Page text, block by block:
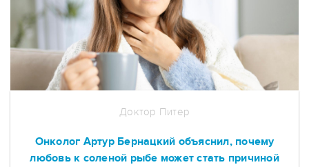
Доктор Питер
Онколог Артур Бернацкий объяснил, почему
любовь к соленой рыбе может стать причиной